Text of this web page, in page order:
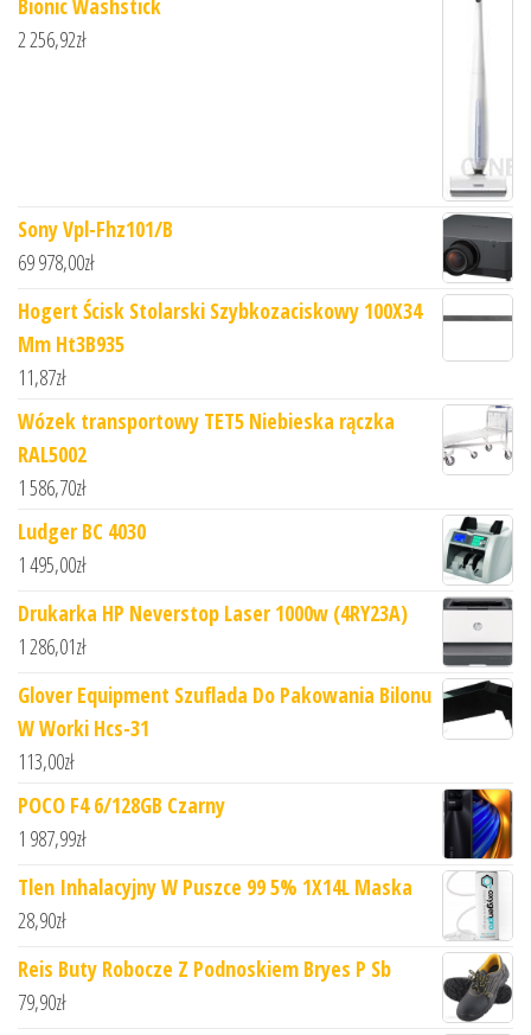
Bionic Washstick
2 256,92zł
Sony Vpl-Fhz101/B
69 978,00zł
Hogert Ścisk Stolarski Szybkozaciskowy 100X34
Mm Ht3B935
11,87zł
Wózek transportowy TET5 Niebieska rączka
RAL5002
1 586,70zł
Ludger BC 4030
1 495,00zł
Drukarka HP Neverstop Laser 1000w (4RY23A)
1 286,01zł
Glover Equipment Szuflada Do Pakowania Bilonu
W Worki Hcs-31
113,00zł
POCO F4 6/128GB Czarny
1 987,99zł
Tlen Inhalacyjny W Puszce 99 5% 1X14L Maska
28,90zł
Reis Buty Robocze Z Podnoskiem Bryes P Sb
79,90zł